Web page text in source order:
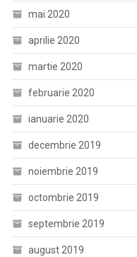
mai 2020
aprilie 2020
martie 2020
februarie 2020
ianuarie 2020
decembrie 2019
noiembrie 2019
octombrie 2019
septembrie 2019
august 2019